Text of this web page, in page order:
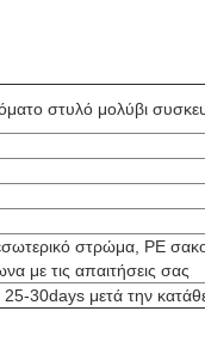
στυλό μολύβι
στρώμα, PE
με τις απαιτήσεις σας
30days μετά την